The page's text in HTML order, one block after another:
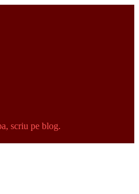
scriu pe blog.